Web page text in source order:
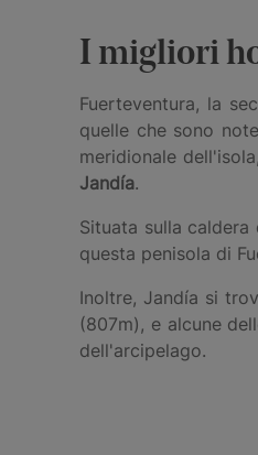
I migliori
Fuerteventura, la
quelle che sono
meridionale
Jandía.
Situata sulla
questa penisola di
Inoltre, Jandía si
(807m), e alcune
dell'arcipelago.